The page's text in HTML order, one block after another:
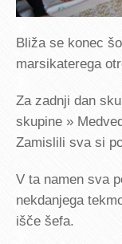
Bliža se konec
marsikaterega
Za zadnji dan
skupine »
Zamislili sva si
V ta namen sva
nekdanjega
išče šefa.